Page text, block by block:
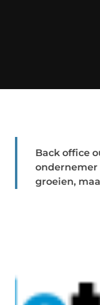
Back office
groeien,